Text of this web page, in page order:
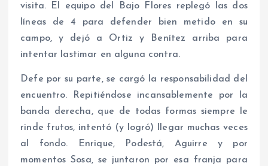
visita. El equipo del Bajo Flores replegó las dos
líneas de 4 para defender bien metido en su
campo, y dejó a Ortiz y Benítez arriba para
intentar lastimar en alguna contra.
Defe por su parte, se cargó la responsabilidad del
encuentro. Repitiéndose incansablemente por la
banda derecha, que de todas formas siempre le
rinde frutos, intentó (y logró) llegar muchas veces
al fondo. Enrique, Podestá, Aguirre y por
momentos Sosa, se juntaron por esa franja para